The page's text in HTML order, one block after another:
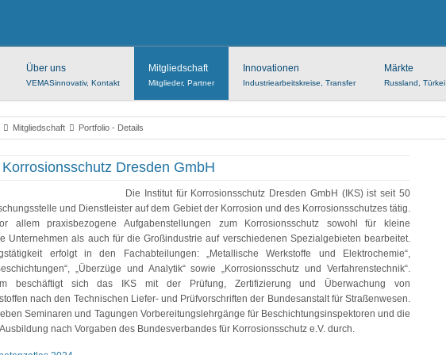
Über uns
VEMASinnovativ, Kontakt
Mitgliedschaft
Mitglieder, Partner
Innovationen
Industriearbeitskreise, Transfer
Märkte
Russland, Türkei
Mitgliedschaft Portfolio - Details
Dresden GmbH
Die Institut für Korrosionsschutz Dresden GmbH (IKS) ist seit 50
und Dienstleister auf dem Gebiet der Korrosion und des Korrosionsschutzes tätig.
allem praxisbezogene Aufgabenstellungen zum Korrosionsschutz sowohl für kleine
Unternehmen als auch für die Großindustrie auf verschiedenen Spezialgebieten bearbeitet.
erfolgt in den Fachabteilungen: „Metallische Werkstoffe und Elektrochemie“,
„Überzüge und Analytik“ sowie „Korrosionsschutz und Verfahrenstechnik“.
beschäftigt sich das IKS mit der Prüfung, Zertifizierung und Überwachung von
nach den Technischen Liefer- und Prüfvorschriften der Bundesanstalt für Straßenwesen.
Seminaren und Tagungen Vorbereitungslehrgänge für Beschichtungsinspektoren und die
nach Vorgaben des Bundesverbandes für Korrosionsschutz e.V. durch.